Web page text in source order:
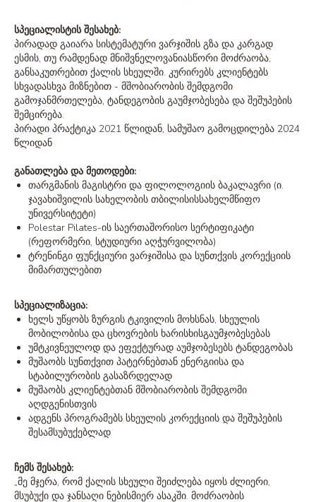
სპეციალისტის შესახებ:
პირადად გაიარა სისტემატური ვარჯიშის გზა და კარგად
ესმის, თუ რამდენად მნიშვნელოვანიასწორი მოძრაობა,
განსაკუთრებით ქალის სხეულში. კურირებს კლიენტებს
სხვადასხვა მიზნებით - მშობიარობის შემდგომი
გამოჯანმრთელება, ტანდეგობის გაუმჯობესება და შეშუპების
შემცირება.
პირადი პრაქტიკა 2021 წლიდან, სამუშაო გამოცდილება 2024
წლიდან
განათლება და მეთოდები:
თარგმანის მაგისტრი და ფილოლოგიის ბაკალავრი (ი.
ჯავახიშვილის სახელობის თბილისისსახელმწიფო
უნივერსიტეტი)
Polestar Pilates-ის საერთაშორისო სერტიფიკატი
(რეფორმერი, სტუდიური აღჭურვილობა)
ტრენინგი ფუნქციური ვარჯიშისა და სუნთქვის კორექციის
მიმართულებით
სპეციალიზაცია:
ხელს უწყობს ზურგის ტკივილის მოხსნას, სხეულის
მობილობისა და ცხოვრების ხარისხისგაუმჯობესებას
უმტკივნეულოდ და ეფექტურად აუმჯობესებს ტანდეგობას
მუშაობს სუნთქვით პატერნებთან ენერგიისა და
სტაბილურობის გასაზრდელად
მუშაობს კლიენტებთან მშობიარობის შემდგომი
აღდგენისთვის
ადგენს პროგრამებს სხეულის კორექციის და შეშუპების
შესამსუბუქებლად
ჩემს შესახებ:
„მე მჯერა, რომ ქალის სხეული შეიძლება იყოს ძლიერი,
მსუბუქი და ჯანსაღი ნებისმიერ ასაკში. მოძრაობის